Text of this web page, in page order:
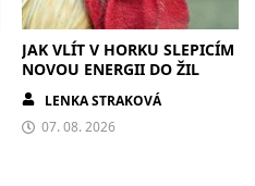
JAK VLÍT V HORKU SLEPICÍM
NOVOU ENERGII DO ŽIL
LENKA STRAKOVÁ
07. 08. 2026